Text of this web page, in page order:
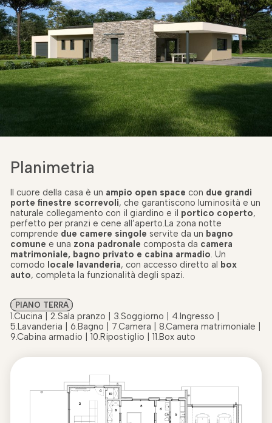
Planimetria
Il cuore della casa è un ampio open space con due grandi
porte finestre scorrevoli, che garantiscono luminosità e un
naturale collegamento con il giardino e il portico coperto,
perfetto per pranzi e cene all’aperto.La zona notte
comprende due camere singole servite da un bagno
comune e una zona padronale composta da camera
matrimoniale, bagno privato e cabina armadio. Un
comodo locale lavanderia, con accesso diretto al box
auto, completa la funzionalità degli spazi.
1.Cucina | 2.Sala pranzo | 3.Soggiorno | 4.Ingresso |
5.Lavanderia | 6.Bagno | 7.Camera | 8.Camera matrimoniale |
9.Cabina armadio | 10.Ripostiglio | 11.Box auto
PIANO TERRA